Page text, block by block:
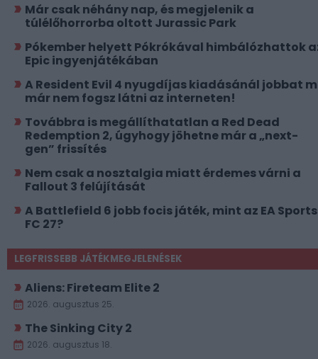
Már csak néhány nap, és megjelenik a
túlélőhorrorba oltott Jurassic Park
Pókember helyett Pókrókával himbálózhattok
Epic ingyenjátékában
A Resident Evil 4 nyugdíjas kiadásánál jobbat
már nem fogsz látni az interneten!
Továbbra is megállíthatatlan a Red Dead
Redemption 2, úgyhogy jöhetne már a „next-
gen” frissítés
Nem csak a nosztalgia miatt érdemes várni a
Fallout 3 felújítását
A Battlefield 6 jobb focis játék, mint az EA Sports
FC 27?
LEGFRISSEBB JÁTÉKMEGJELENÉSEK
Aliens: Fireteam Elite 2
2026. augusztus 25.
The Sinking City 2
2026. augusztus 18.